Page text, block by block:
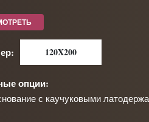
120X200
опции:
с каучуковыми